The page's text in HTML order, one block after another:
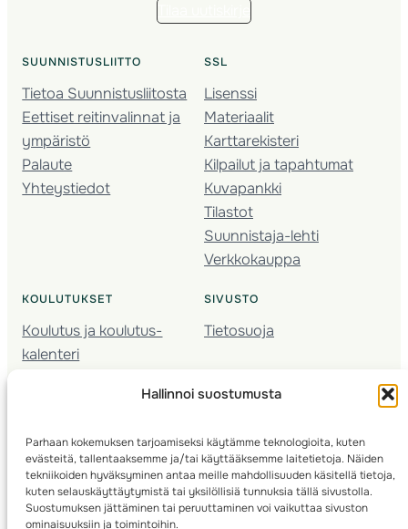
Hallinnoi suostumusta
Parhaan kokemuksen tarjoamiseksi käytämme teknologioita, kuten
evästeitä, tallentaaksemme ja/tai käyttääksemme laitetietoja. Näiden
tekniikoiden hyväksyminen antaa meille mahdollisuuden käsitellä tietoja,
kuten selauskäyttäytymistä tai yksilöllisiä tunnuksia tällä sivustolla.
Suostumuksen jättäminen tai peruuttaminen voi vaikuttaa sivuston
ominaisuuksiin ja toimintoihin.
SUUNNISTUSLIITTO
Tietoa Suunnistusliitosta
Eettiset reitinvalinnat ja
ympäristö
Palaute
Yhteystiedot
SSL
Lisenssi
Materiaalit
Karttarekisteri
Kilpailut ja tapahtumat
Kuvapankki
Tilastot
Suunnistaja-lehti
Verkkokauppa
KOULUTUKSET
Koulutus ja koulutus­
kalenteri
Seura­kehittäminen
Kartoitus
Ratamestari
SIVUSTO
Tietosuoja
© 2025 ·Suomen Suunnistusliitto· Valimotie 10, 00380 Helsinki, Finland